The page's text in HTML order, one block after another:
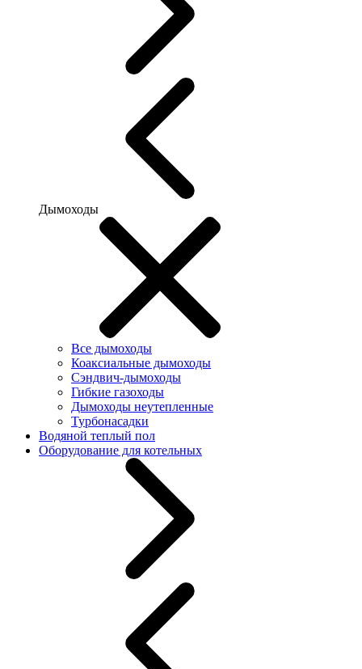
Дымоходы
Все дымоходы
Коаксиальные дымоходы
Сэндвич-дымоходы
Гибкие газоходы
Дымоходы неутепленные
Турбонасадки
Водяной теплый пол
Оборудование для котельных